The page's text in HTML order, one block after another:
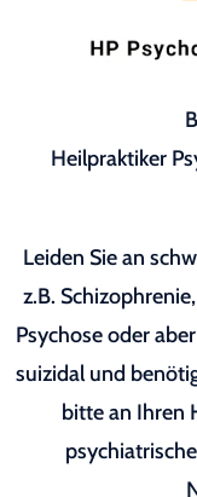
Heilpraktiker
Leiden Sie an
z.B.
Psychose oder
suizidal und
bitte an Ihren